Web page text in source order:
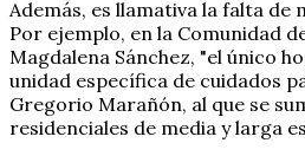
Además, es llamativa la falta de
Por ejemplo, en la Comunidad
Magdalena Sánchez, "el único
unidad específica de cuidados
Gregorio Marañón, al que se
residenciales de media y larga